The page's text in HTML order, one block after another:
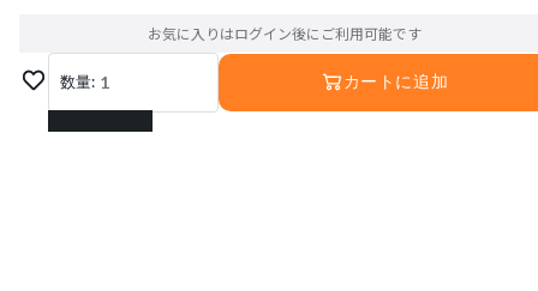
お気に入りはログイン後にご利用可能です
数量: 1
1
カートに追加